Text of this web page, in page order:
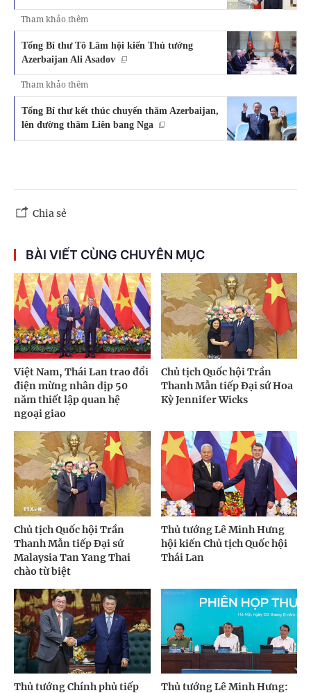
Tham khảo thêm
Tổng Bí thư Tô Lâm hội kiến Thủ tướng
Azerbaijan Ali Asadov
Tham khảo thêm
Tổng Bí thư kết thúc chuyến thăm Azerbaijan,
lên đường thăm Liên bang Nga
Chia sẻ
BÀI VIẾT CÙNG CHUYÊN MỤC
Việt Nam, Thái Lan trao đổi
điện mừng nhân dịp 50
năm thiết lập quan hệ
ngoại giao
Chủ tịch Quốc hội Trần
Thanh Mẫn tiếp Đại sứ Hoa
Kỳ Jennifer Wicks
Chủ tịch Quốc hội Trần
Thanh Mẫn tiếp Đại sứ
Malaysia Tan Yang Thai
chào từ biệt
Thủ tướng Lê Minh Hưng
hội kiến Chủ tịch Quốc hội
Thái Lan
Thủ tướng Chính phủ tiếp Thủ tướng Lê Minh Hưng: